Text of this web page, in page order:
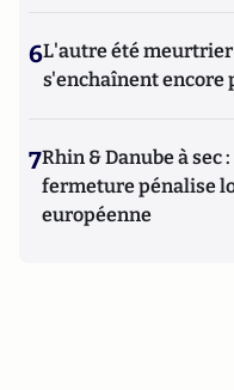
6L'autre été meurtrier
s'enchaînent encore
7Rhin & Danube à sec
fermeture pénalise
européenne